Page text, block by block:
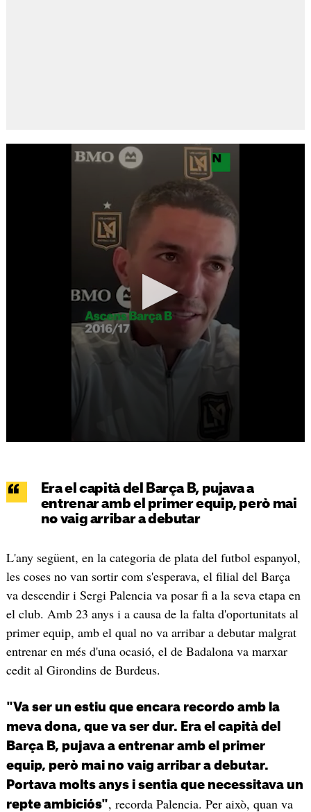
Era el capità del Barça B, pujava a
entrenar amb el primer equip, però mai
no vaig arribar a debutar
L'any següent, en la categoria de plata del futbol espanyol,
les coses no van sortir com s'esperava, el filial del Barça
va descendir i Sergi Palencia va posar fi a la seva etapa en
el club. Amb 23 anys i a causa de la falta d'oportunitats al
primer equip, amb el qual no va arribar a debutar malgrat
entrenar en més d'una ocasió, el de Badalona va marxar
cedit al Girondins de Burdeus.
"Va ser un estiu que encara recordo amb la
meva dona, que va ser dur. Era el capità del
Barça B, pujava a entrenar amb el primer
equip, però mai no vaig arribar a debutar.
Portava molts anys i sentia que necessitava un
repte ambiciós", recorda Palencia. Per això, quan va